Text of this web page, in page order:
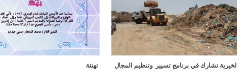
الخيرية تشارك في برنامج تسيير وتنظيم المجال
تهنئة